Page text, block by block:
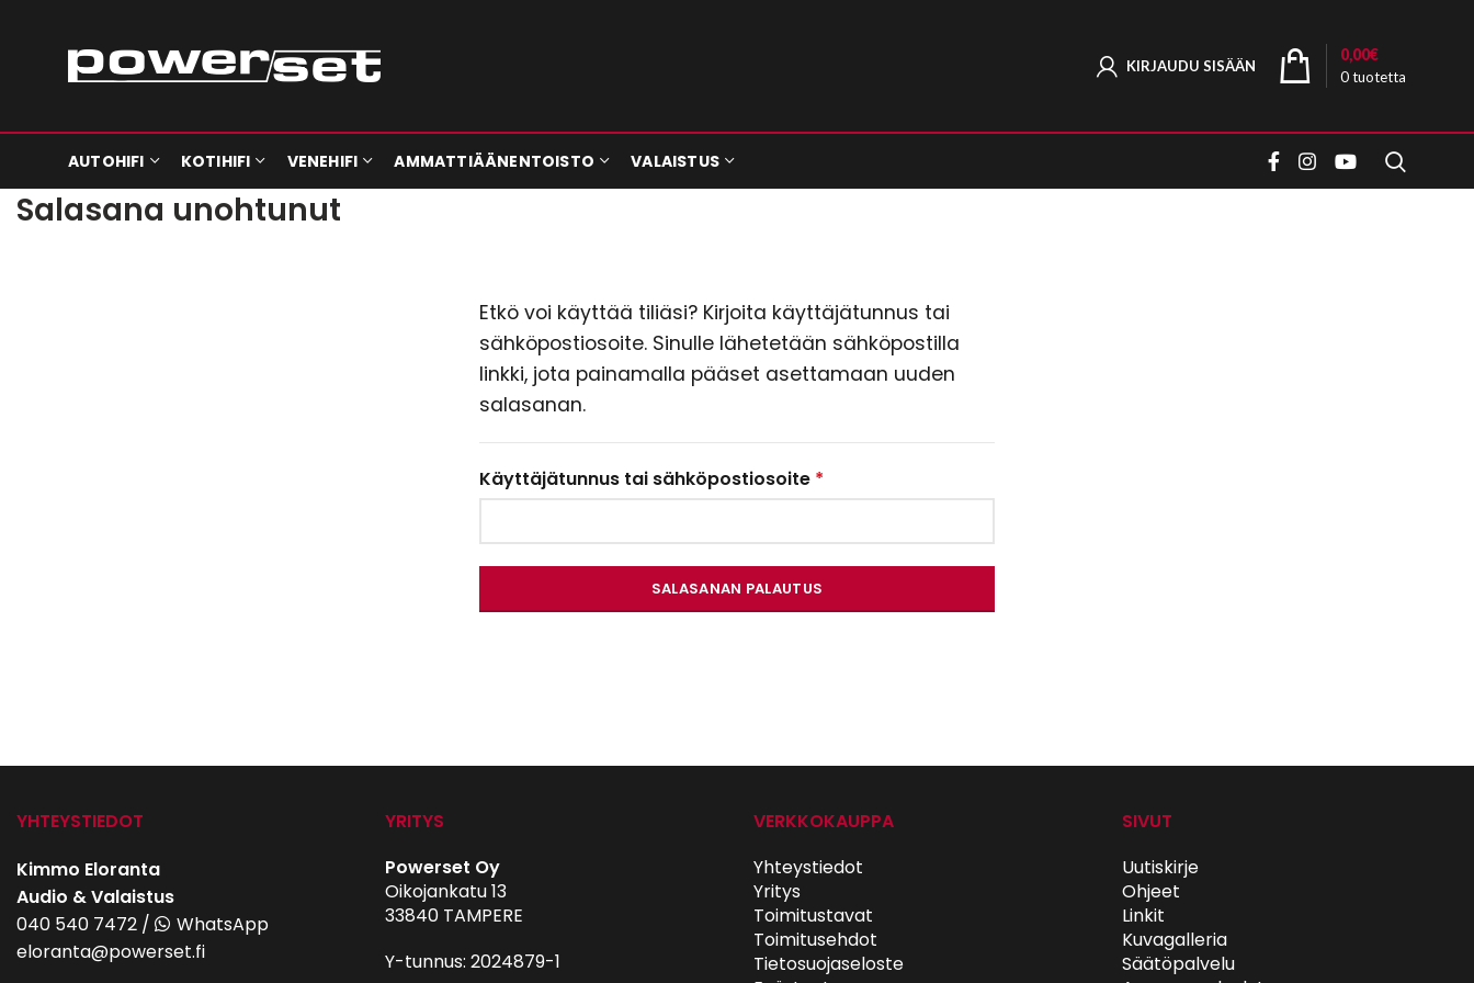
KIRJAUDU SISÄÄN
0tuotetta
0,00€
AUTOHIFI KOTIHIFI VENEHIFI AMMATTIÄÄNENTOISTO VALAISTUS
Salasana unohtunut
Etkö voi käyttää tiliäsi? Kirjoita käyttäjätunnus tai
sähköpostiosoite. Sinulle lähetetään sähköpostilla
linkki, jota painamalla pääset asettamaan uuden
salasanan.
Käyttäjätunnus tai sähköpostiosoite *
SALASANAN PALAUTUS
YHTEYSTIEDOT
Kimmo Eloranta
Audio & Valaistus
040 540 7472 /
WhatsApp
eloranta@powerset.fi
YRITYS
Powerset Oy
Oikojankatu 13
33840 TAMPERE
Y-tunnus: 2024879-1
VERKKOKAUPPA
Yhteystiedot
Yritys
Toimitustavat
Toimitusehdot
Tietosuojaseloste
SIVUT
Uutiskirje
Ohjeet
Linkit
Kuvagalleria
Säätöpalvelu